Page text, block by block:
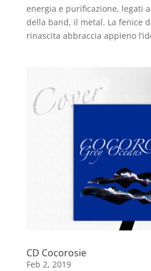
energia e purificazione, legati
della band, il metal. La fenice
rinascita abbraccia appieno
CD Cocorosie
Feb 2, 2019